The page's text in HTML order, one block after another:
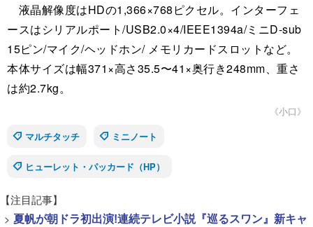
液晶解像度はHDの1,366×768ピクセル。インターフェ
ースはシリアルポート/USB2.0×4/IEEE1394a/ミニD-sub
15ピン/マイク/ヘッドホン/ メモリカードスロットなど。
本体サイズは幅371×高さ35.5〜41×奥行き248mm、重さ
は約2.7kg。
《小口》
マルチタッチ
ミニノート
ヒューレット・パッカード（HP）
【注目記事】
> 夏帆が朝ドラ初出演!連続テレビ小説『巡るスワン』新キャ